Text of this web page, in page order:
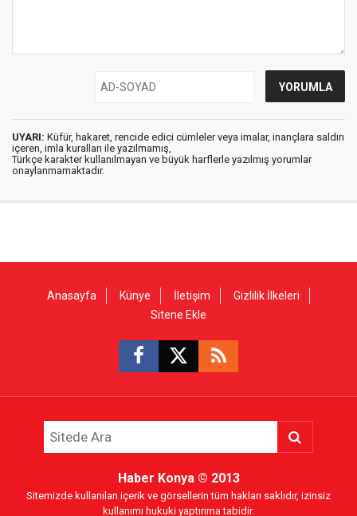
UYARI: Küfür, hakaret, rencide edici cümleler veya imalar, inançlara saldırı
içeren, imla kuralları ile yazılmamış,
Türkçe karakter kullanılmayan ve büyük harflerle yazılmış yorumlar
onaylanmamaktadır.
Anasayfa Künye İletişim
Gizlilik İlkeleri
Sitene Ekle
Haber Konya© 2013
Sitemizde kullanılan içerik ve görsellerin tüm hakları saklıdır, izinsiz
kullanımı hukuki yaptırıma tabidir.